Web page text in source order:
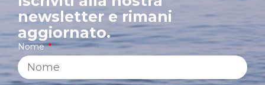
newsletter e rimani
aggiornato.
Nome